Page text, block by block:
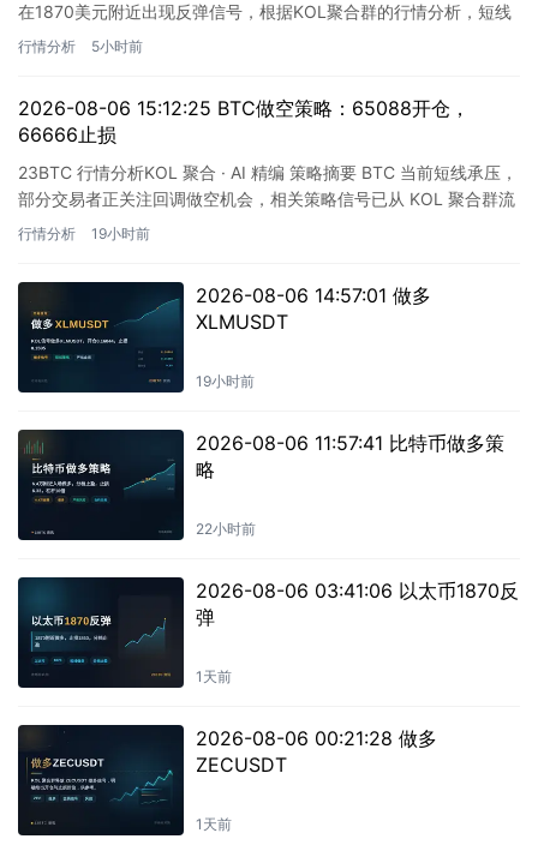
在1870美元附近出现反弹信号，根据KOL聚合群的行情分析，短线
交易者可关注这一位置的操作机会。若价…
行情分析 5小时前
2026-08-06 15:12:25 BTC做空策略：65088开仓，
66666止损
23BTC 行情分析KOL 聚合 · AI 精编 策略摘要 BTC 当前短线承压，
部分交易者正关注回调做空机会，相关策略信号已从 KOL 聚合群流
出。以下为具体操作思路，仅供市场参…
行情分析 19小时前
2026-08-06 14:57:01 做多
XLMUSDT
19小时前
2026-08-06 11:57:41 比特币做多策
略
22小时前
2026-08-06 03:41:06 以太币1870反
弹
1天前
2026-08-06 00:21:28 做多
ZECUSDT
1天前